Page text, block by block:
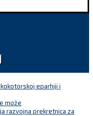
eparhiji i
može
razvojna prekretnica za